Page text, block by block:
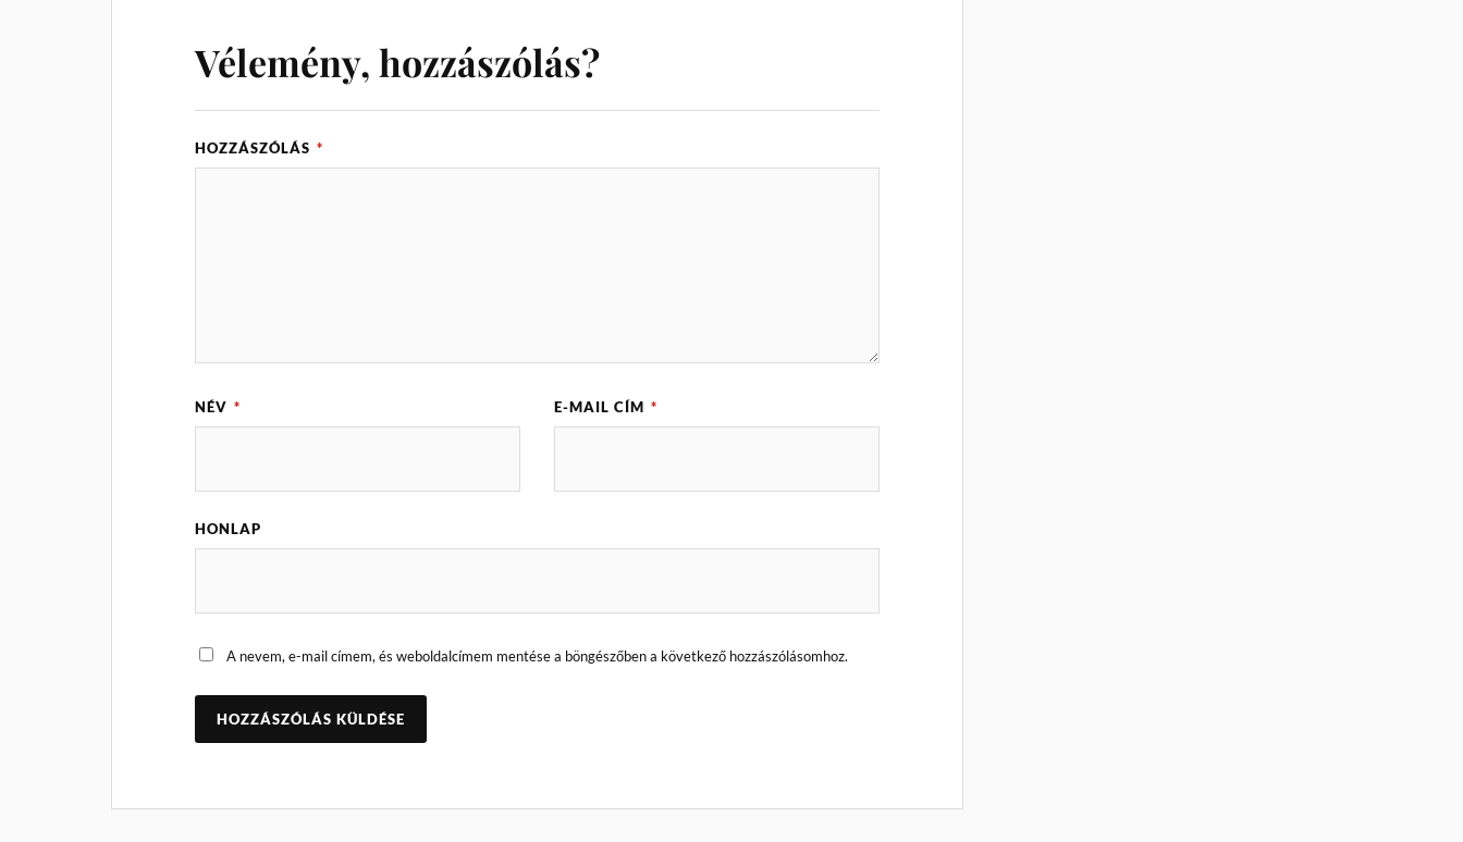
Vélemény, hozzászólás?
HOZZÁSZÓLÁS *
NÉV * E-MAIL CÍM *
HONLAP
A nevem, e-mail címem, és weboldalcímem mentése a böngészőben a következő hozzászólásomhoz.